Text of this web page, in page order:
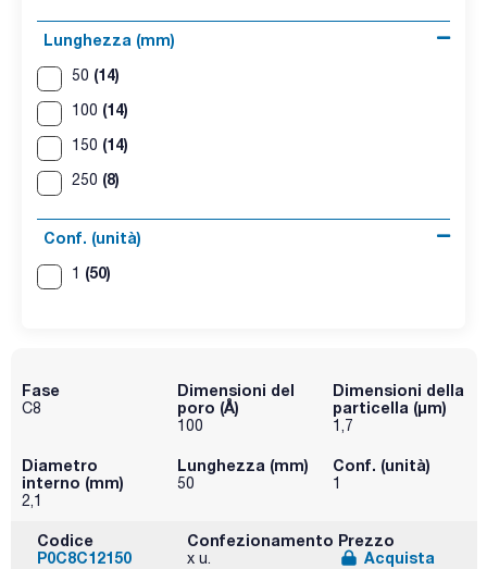
Lunghezza (mm)
50 (14)
100 (14)
150 (14)
250 (8)
Conf. (unità)
1 (50)
Fase
C8
Dimensioni del
poro (Å)
100
Dimensioni della
particella (μm)
1,7
Diametro
interno (mm)
2,1
Lunghezza (mm)
50
Conf. (unità)
1
Codice
P0C8C12150
Confezionamento
x u.
Prezzo
Acquista